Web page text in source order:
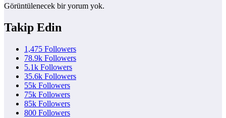
Görüntülenecek bir yorum yok.
Takip Edin
1,475 Followers
78.9k Followers
5.1k Followers
35.6k Followers
55k Followers
75k Followers
85k Followers
800 Followers